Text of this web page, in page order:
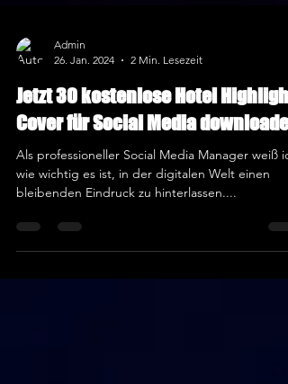
26. Jan. 2024
2 Min. Lesezeit
Jetzt 30 kostenlose Hotel Highlight
Cover für Social Media
Als professioneller Social Media Manager weiß
bleibenden Eindruck zu hinterlassen....